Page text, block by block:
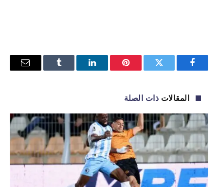
فيسبوك تويتر بينتيريستلينكدإن Tumblr
البريد
المقالات ذات الصلة